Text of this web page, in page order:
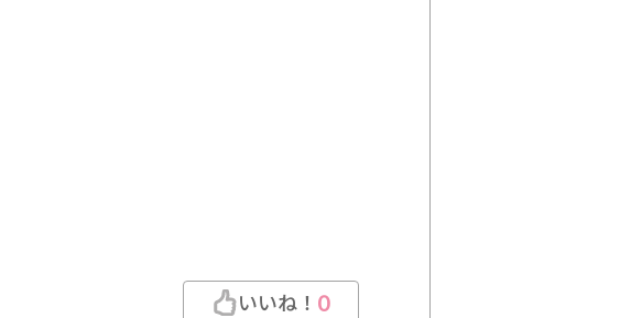
いいね！ 0